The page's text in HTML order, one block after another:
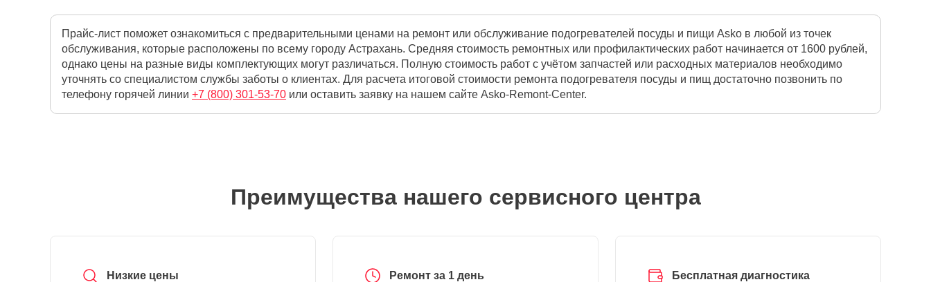
Прайс-лист поможет ознакомиться с предварительными ценами на ремонт или обслуживание подогревателей посуды и пищи Asko в любой из точек
обслуживания, которые расположены по всему городу Астрахань. Средняя стоимость ремонтных или профилактических работ начинается от 1600 рублей,
однако цены на разные виды комплектующих могут различаться. Полную стоимость работ с учётом запчастей или расходных материалов необходимо
уточнять со специалистом службы заботы о клиентах. Для расчета итоговой стоимости ремонта подогревателя посуды и пищ достаточно позвонить по
телефону горячей линии +7 (800) 301-53-70 или оставить заявку на нашем сайте Asko-Remont-Center.
Преимущества нашего сервисного центра
Низкие цены Ремонт за 1 день Бесплатная диагностика